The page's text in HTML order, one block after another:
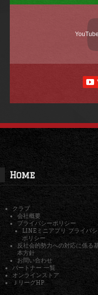
Home
クラブ
会社概要
プライバシーポリシー
LINEミニアプリ プライバシ
ポリシー
反社会的勢力への対応に係る
本方針
お問い合わせ
パートナー 一覧
オンラインストア
ＪリーグHP